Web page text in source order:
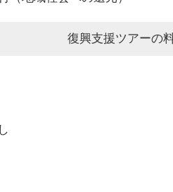
復興支援ツアーの